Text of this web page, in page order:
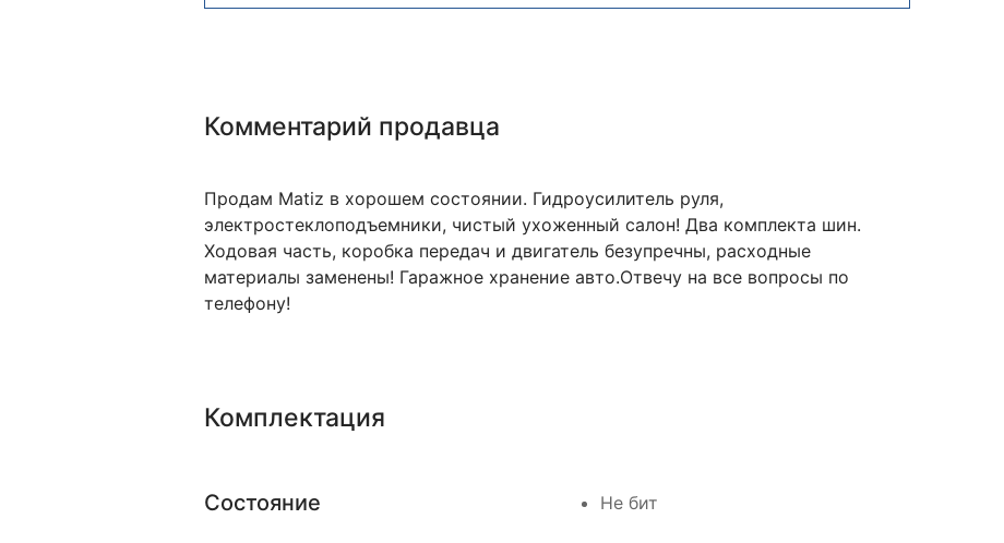
Комментарий продавца
Продам Matiz в хорошем состоянии. Гидроусилитель руля,
электростеклоподъемники, чистый ухоженный салон! Два комплекта шин.
Ходовая часть, коробка передач и двигатель безупречны, расходные
материалы заменены! Гаражное хранение авто.Отвечу на все вопросы по
телефону!
Комплектация
Состояние Не бит